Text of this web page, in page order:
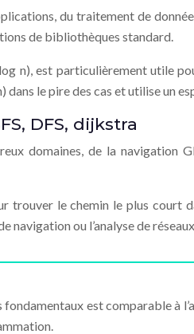
du traitement de
de bibliothèques standard.
n), est particulièrement utile
le pire des cas et utilise un
DFS, dijkstra
domaines, de la navigation
trouver le chemin le plus
navigation ou l’analyse de
est comparable à